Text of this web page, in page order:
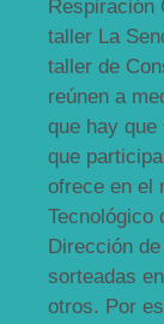
Respiración
taller La
taller de
reúnen a
que hay
que
ofrece en el
Tecnológico
Dirección
sorteadas
otros. Por